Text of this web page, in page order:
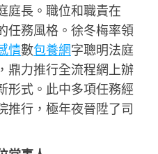
庭長。職位和職責在
任務風格。徐冬梅率領
情數包養網字聰明法庭
鼎力推行全流程網上辦
形式。此中多項任務經
推行，極年夜晉陞了司